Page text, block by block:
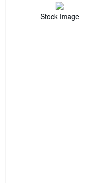
Stock Image